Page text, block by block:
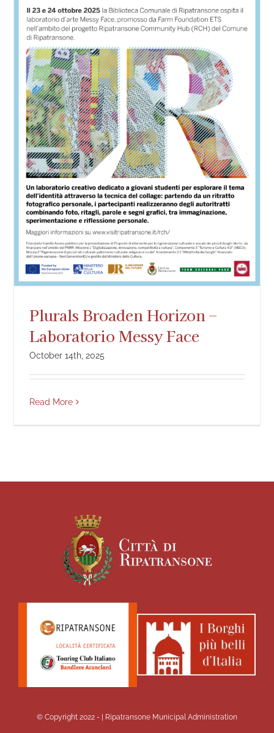
Plurals Broaden Horizon –
Laboratorio Messy Face
October 14th, 2025
Read More
© Copyright 2022 - | Ripatransone Municipal Administration